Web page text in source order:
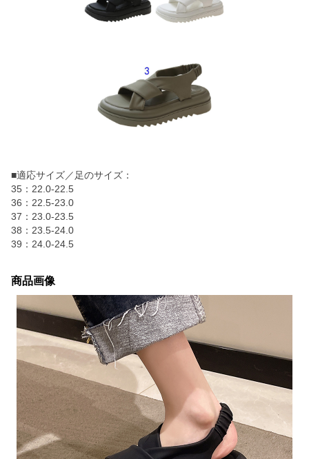
■適応サイズ／足のサイズ：
35：22.0-22.5
36：22.5-23.0
37：23.0-23.5
38：23.5-24.0
39：24.0-24.5
商品画像